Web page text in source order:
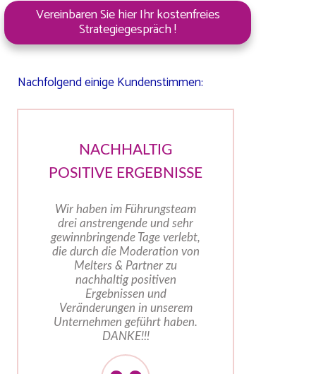
Vereinbaren Sie hier Ihr kostenfreies
Strategiegespräch !
Nachfolgend einige Kundenstimmen:
NACHHALTIG
POSITIVE ERGEBNISSE
Wir haben im Führungsteam
drei anstrengende und sehr
gewinnbringende Tage verlebt,
die durch die Moderation von
Melters & Partner zu
nachhaltig positiven
Ergebnissen und
Veränderungen in unserem
Unternehmen geführt haben.
DANKE!!!